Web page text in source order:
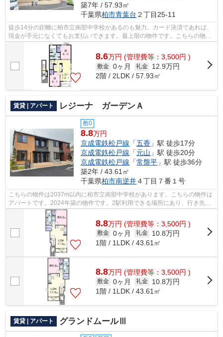
築7年 / 57.93㎡
千葉県柏市青葉台 ２丁目25-11
徒歩14分の距離に柏市立南部中学校があるのも魅力。カード決済であれば、
現金が手元になくてもお支払いできます。最上階の物件です。こちらの物件
には自走式駐車場があります。アパー...
8.6万円 (管理費等：3,500円 )
敷金 0ヶ月 礼金
12.9万円
2階 / 2LDK / 57.93㎡
賃貸 | アパート レジーナ ガーデンＡ
敷0
8.8万円
京成電鉄松戸線 「五香 」駅 徒歩17分
京成電鉄松戸線 「元山 」駅 徒歩20分
京成電鉄松戸線 「常盤平 」駅 徒歩36分
築2年 / 43.61㎡
千葉県柏市南逆井４丁目７番１号
こちらの物件は2037m以内に柏市立南部中学校があります。こちらの物件は
アパートです。2024年築の物件です。2駅利用できる場所にあり、行き先に
応じて乗車駅の使い分けができます。ア...
8.8万円 (管理費等：3,500円 )
敷金 0ヶ月 礼金
10.8万円
1階 / 1LDK / 43.61㎡
8.8万円 (管理費等：3,500円 )
敷金 0ヶ月 礼金
10.8万円
1階 / 1LDK / 43.61㎡
賃貸 | アパート グランドムールⅢ